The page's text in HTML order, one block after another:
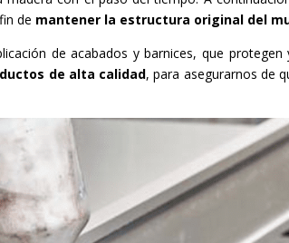
de mantener la estructura original del
de acabados y barnices, que protegen
de alta calidad, para asegurarnos de